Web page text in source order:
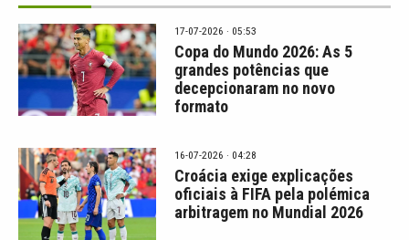
17-07-2026 · 05:53
Copa do Mundo 2026: As 5
grandes potências que
decepcionaram no novo
formato
16-07-2026 · 04:28
Croácia exige explicações
oficiais à FIFA pela polémica
arbitragem no Mundial 2026